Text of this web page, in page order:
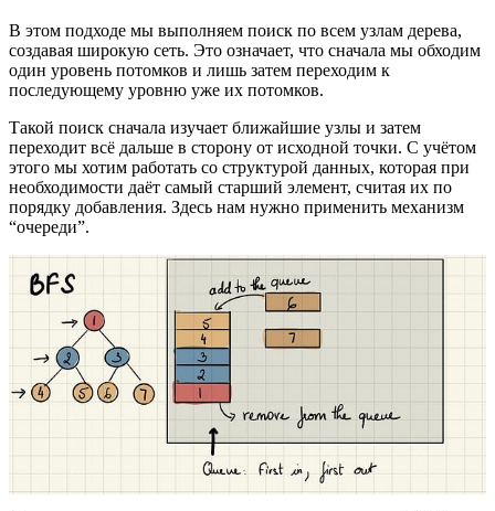
В этом подходе мы выполняем поиск по всем узлам дерева,
создавая широкую сеть. Это означает, что сначала мы обходим
один уровень потомков и лишь затем переходим к
последующему уровню уже их потомков.
Такой поиск сначала изучает ближайшие узлы и затем
переходит всё дальше в сторону от исходной точки. С учётом
этого мы хотим работать со структурой данных, которая при
необходимости даёт самый старший элемент, считая их по
порядку добавления. Здесь нам нужно применить механизм
“очереди”.